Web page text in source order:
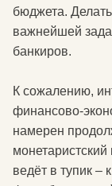
бюджета.
важнейшей
банкиров.
К сожалению,
финансово-
намерен
ведёт в тупик